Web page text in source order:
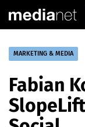
MARKETING & MEDIA
Fabian